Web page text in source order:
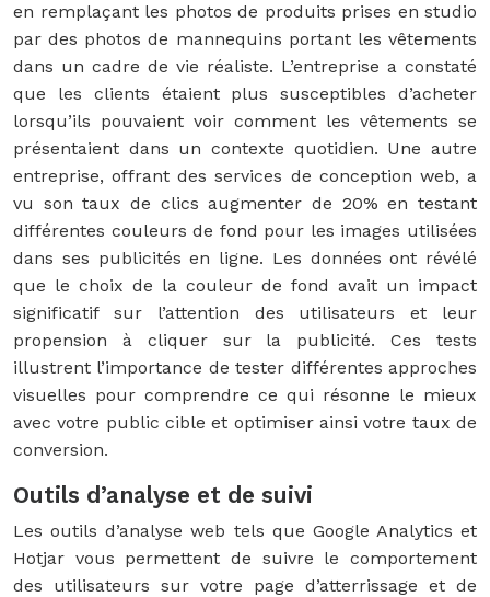
en remplaçant les photos de produits prises en studio
par des photos de mannequins portant les vêtements
dans un cadre de vie réaliste. L’entreprise a constaté
que les clients étaient plus susceptibles d’acheter
lorsqu’ils pouvaient voir comment les vêtements se
présentaient dans un contexte quotidien. Une autre
entreprise, offrant des services de conception web, a
vu son taux de clics augmenter de 20% en testant
différentes couleurs de fond pour les images utilisées
dans ses publicités en ligne. Les données ont révélé
que le choix de la couleur de fond avait un impact
significatif sur l’attention des utilisateurs et leur
propension à cliquer sur la publicité. Ces tests
illustrent l’importance de tester différentes approches
visuelles pour comprendre ce qui résonne le mieux
avec votre public cible et optimiser ainsi votre taux de
conversion.
Outils d’analyse et de suivi
Les outils d’analyse web tels que Google Analytics et
Hotjar vous permettent de suivre le comportement
des utilisateurs sur votre page d’atterrissage et de